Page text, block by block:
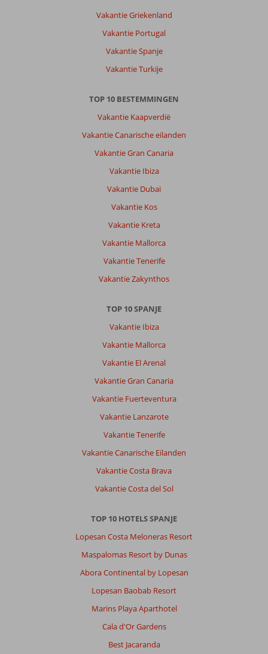
Vakantie Griekenland
Vakantie Portugal
Vakantie Spanje
Vakantie Turkije
TOP 10 BESTEMMINGEN
Vakantie Kaapverdië
Vakantie Canarische eilanden
Vakantie Gran Canaria
Vakantie Ibiza
Vakantie Dubai
Vakantie Kos
Vakantie Kreta
Vakantie Mallorca
Vakantie Tenerife
Vakantie Zakynthos
TOP 10 SPANJE
Vakantie Ibiza
Vakantie Mallorca
Vakantie El Arenal
Vakantie Gran Canaria
Vakantie Fuerteventura
Vakantie Lanzarote
Vakantie Tenerife
Vakantie Canarische Eilanden
Vakantie Costa Brava
Vakantie Costa del Sol
TOP 10 HOTELS SPANJE
Lopesan Costa Meloneras Resort
Maspalomas Resort by Dunas
Abora Continental by Lopesan
Lopesan Baobab Resort
Marins Playa Aparthotel
Cala d'Or Gardens
Best Jacaranda